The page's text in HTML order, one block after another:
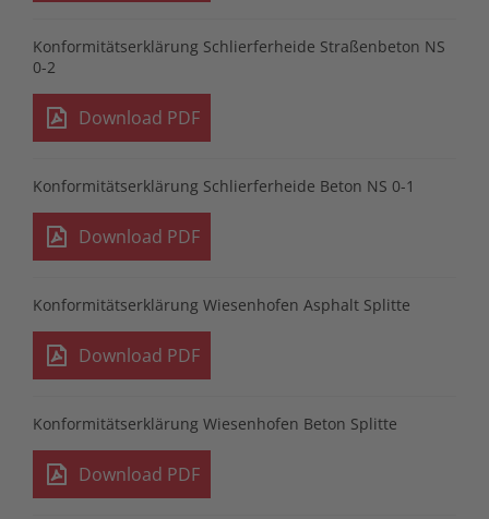
Konformitätserklärung Schlierferheide Straßenbeton NS
0-2
Download PDF
Konformitätserklärung Schlierferheide Beton NS 0-1
Download PDF
Konformitätserklärung Wiesenhofen Asphalt Splitte
Download PDF
Konformitätserklärung Wiesenhofen Beton Splitte
Download PDF